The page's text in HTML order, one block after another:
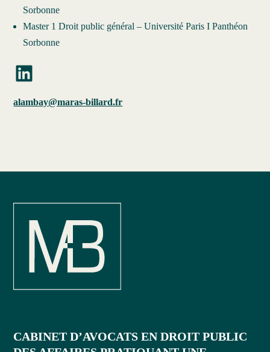
Sorbonne
Master 1 Droit public général – Université Paris I Panthéon
Sorbonne
LinkedIn
alambay@maras-billard.fr
CABINET D’AVOCATS EN DROIT PUBLIC